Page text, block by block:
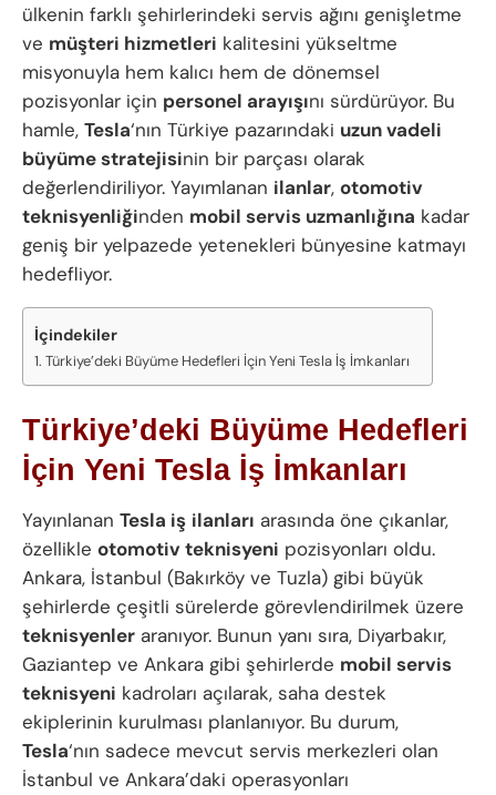
ülkenin farklı şehirlerindeki servis ağını genişletme
ve müşteri hizmetleri kalitesini yükseltme
misyonuyla hem kalıcı hem de dönemsel
pozisyonlar için personel arayışını sürdürüyor. Bu
hamle, Tesla‘nın Türkiye pazarındaki uzun vadeli
büyüme stratejisinin bir parçası olarak
değerlendiriliyor. Yayımlanan ilanlar, otomotiv
teknisyenliğinden mobil servis uzmanlığına kadar
geniş bir yelpazede yetenekleri bünyesine katmayı
hedefliyor.
İçindekiler
Türkiye’deki Büyüme Hedefleri İçin Yeni Tesla İş İmkanları
Türkiye’deki Büyüme Hedefleri
İçin Yeni Tesla İş İmkanları
Yayınlanan Tesla iş ilanları arasında öne çıkanlar,
özellikle otomotiv teknisyeni pozisyonları oldu.
Ankara, İstanbul (Bakırköy ve Tuzla) gibi büyük
şehirlerde çeşitli sürelerde görevlendirilmek üzere
teknisyenler aranıyor. Bunun yanı sıra, Diyarbakır,
Gaziantep ve Ankara gibi şehirlerde mobil servis
teknisyeni kadroları açılarak, saha destek
ekiplerinin kurulması planlanıyor. Bu durum,
Tesla‘nın sadece mevcut servis merkezleri olan
İstanbul ve Ankara’daki operasyonları